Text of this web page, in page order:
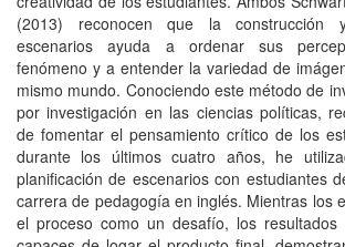
(2013) reconocen que la construcción
escenarios ayuda a ordenar sus
fenómeno y a entender la variedad de
mismo mundo. Conociendo este método de
por investigación en las ciencias políticas,
de fomentar el pensamiento crítico de los
durante los últimos cuatro años, he
planificación de escenarios con estudiantes
carrera de pedagogía en inglés. Mientras los
el proceso como un desafío, los resultados